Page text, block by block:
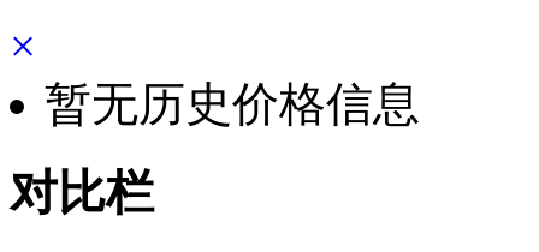
×
暂无历史价格信息
对比栏